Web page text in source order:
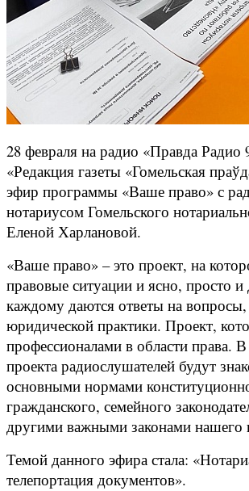
28 февраля на радио «Правда
«Редакция газеты «Гомельская
эфир программы «Ваше право» с
нотариусом Гомельского
Еленой Харлановой.
«Ваше право» – это проект, на
правовые ситуации и ясно, просто и
каждому даются ответы на
юридической практики. Проект,
профессионалами в области права.
проекта радиослушателей будут
основными нормами
гражданского, семейного
другими важными законами нашего
Темой данного эфира стала:
телепортация документов».